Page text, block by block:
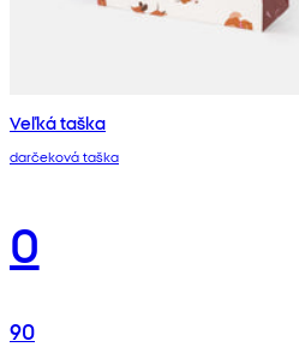
Veľká taška
darčeková taška
0
90